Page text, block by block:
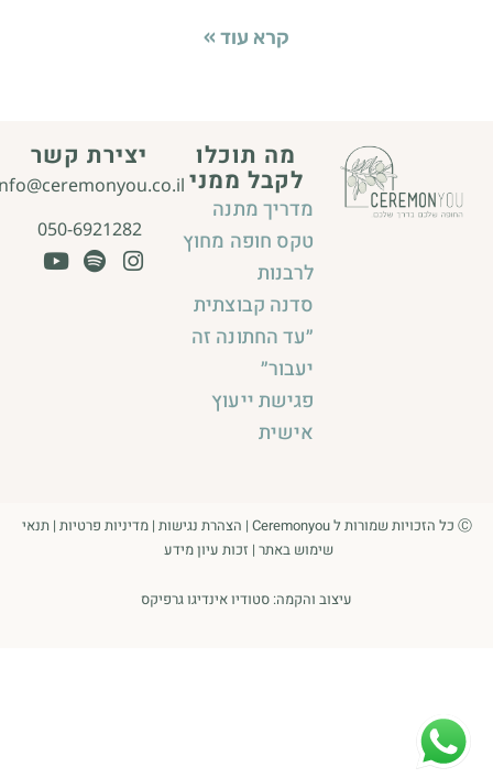
קרא עוד »
מה תוכלו
לקבל ממני
מדריך מתנה
טקס חופה מחוץ
לרבנות
סדנה קבוצתית
״עד החתונה זה
יעבור״
פגישת ייעוץ
אישית
יצירת קשר
info@ceremonyou.co.il
050-6921282
Ⓒ כל הזכויות שמורות ל Ceremonyou | הצהרת נגישות|מדיניות פרטיות|תנאי
שימוש באתר|זכות עיון מידע
עיצוב והקמה:סטודיו אינדיגו גרפיקס